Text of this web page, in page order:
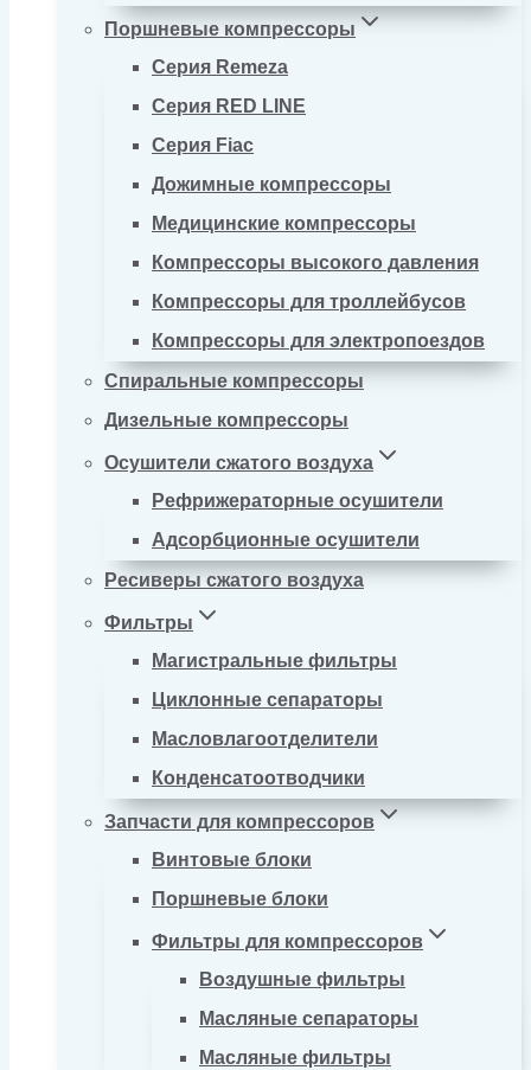
Поршневые компрессоры
Серия Remeza
Серия RED LINE
Серия Fiac
Дожимные компрессоры
Медицинские компрессоры
Компрессоры высокого давления
Компрессоры для троллейбусов
Компрессоры для электропоездов
Спиральные компрессоры
Дизельные компрессоры
Осушители сжатого воздуха
Рефрижераторные осушители
Адсорбционные осушители
Ресиверы сжатого воздуха
Фильтры
Магистральные фильтры
Циклонные сепараторы
Масловлагоотделители
Конденсатоотводчики
Запчасти для компрессоров
Винтовые блоки
Поршневые блоки
Фильтры для компрессоров
Воздушные фильтры
Масляные сепараторы
Масляные фильтры